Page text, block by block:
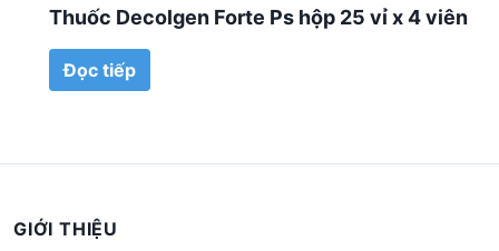
Thuốc Decolgen Forte Ps hộp 25 vỉ x 4 viên
Đọc tiếp
GIỚI THIỆU